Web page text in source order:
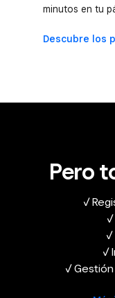
minutos en tu
Descubre los
Pero
✓
✓
✓
✓